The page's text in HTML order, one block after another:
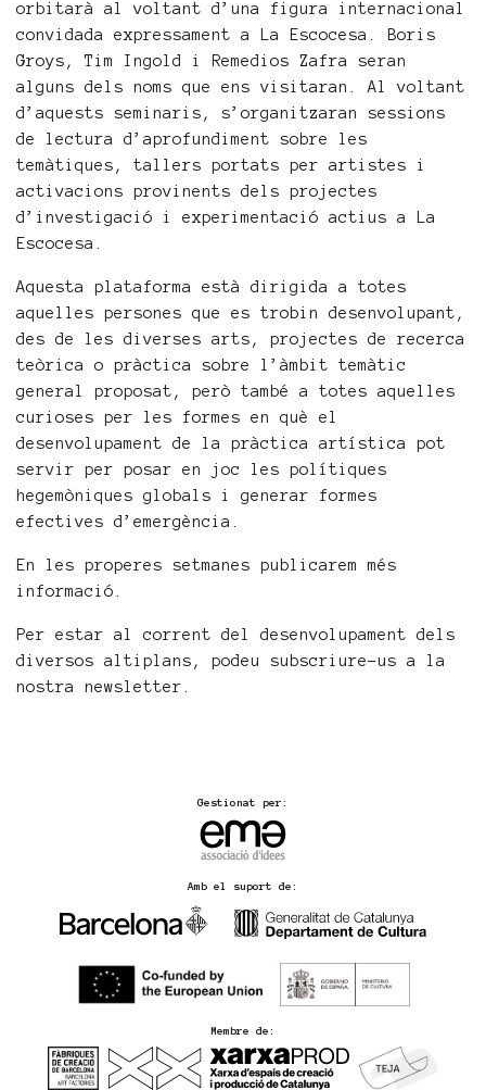
orbitarà al voltant d’una figura internacional
convidada expressament a La Escocesa. Boris
Groys, Tim Ingold i Remedios Zafra seran
alguns dels noms que ens visitaran. Al voltant
d’aquests seminaris, s’organitzaran sessions
de lectura d’aprofundiment sobre les
temàtiques, tallers portats per artistes i
activacions provinents dels projectes
d’investigació i experimentació actius a La
Escocesa.
Aquesta plataforma està dirigida a totes
aquelles persones que es trobin desenvolupant,
des de les diverses arts, projectes de recerca
teòrica o pràctica sobre l’àmbit temàtic
general proposat, però també a totes aquelles
curioses per les formes en què el
desenvolupament de la pràctica artística pot
servir per posar en joc les polítiques
hegemòniques globals i generar formes
efectives d’emergència.
En les properes setmanes publicarem més
informació.
Per estar al corrent del desenvolupament dels
diversos altiplans, podeu subscriure-us a la
nostra newsletter.
Gestionat per:
Amb el suport de:
Membre de: